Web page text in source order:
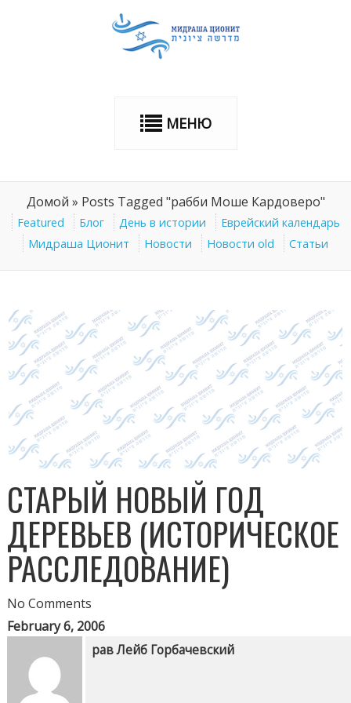
МЕНЮ
Домой » Posts Tagged "рабби Моше Кардоверо"
Featured Блог День в истории
Еврейский календарь
Мидраша Ционит
Новости Новости old Статьи
СТАРЫЙ НОВЫЙ ГОД
ДЕРЕВЬЕВ (ИСТОРИЧЕСКОЕ
РАССЛЕДОВАНИЕ)
No Comments
February 6, 2006
рав Лейб Горбачевский